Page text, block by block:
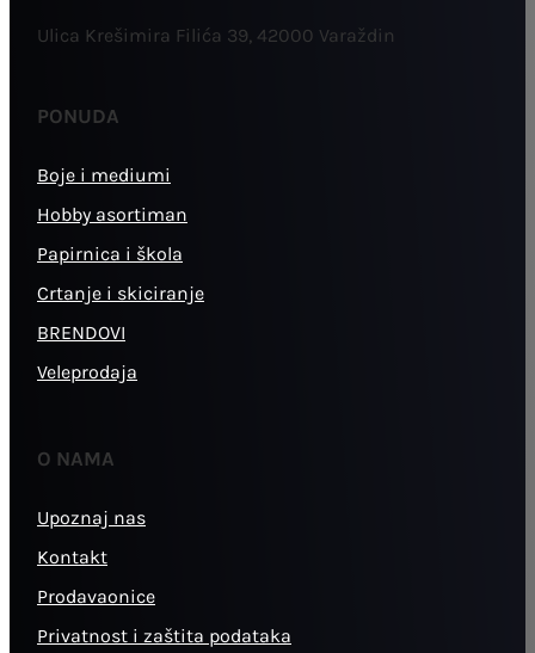
Ulica Krešimira Filića 39, 42000 Varaždin
PONUDA
Boje i mediumi
Hobby asortiman
Papirnica i škola
Crtanje i skiciranje
BRENDOVI
Veleprodaja
O NAMA
Upoznaj nas
Kontakt
Prodavaonice
Privatnost i zaštita podataka